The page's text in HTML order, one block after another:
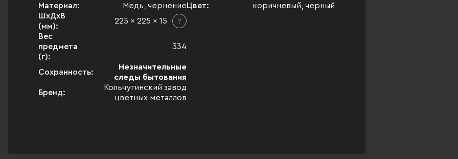
Материал:
Медь, чернение
ШхДхВ
(мм):
225 x 225 x 15
Вес
предмета
(г):
334
Сохранность:
Незначительные
следы бытования
Бренд:
Кольчугинский завод
цветных металлов
Цвет:
коричневый, чёрный